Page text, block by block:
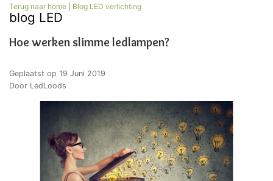
Terug naar home Blog LED verlichting
blog LED
Hoe werken slimme ledlampen?
Geplaatst op 19 Juni 2019
Door LedLoods